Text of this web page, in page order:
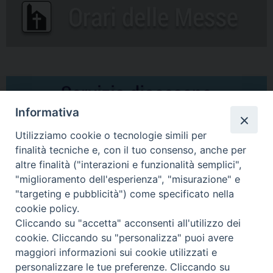
Comunicati Stampa
Il cordoglio dei Vescovi di Puglia per la morte di S.E.R. Mons. Agostino
Superbo
Nasce la Consulta Diocesana delle Aggregazioni Laicali di Castellaneta
Archivio comunicati stampa
Informativa
Utilizziamo cookie o tecnologie simili per
finalità tecniche e, con il tuo consenso, anche per
altre finalità ("interazioni e funzionalità semplici",
"miglioramento dell'esperienza", "misurazione" e
"targeting e pubblicità") come specificato nella
cookie policy.
Cliccando su "accetta" acconsenti all'utilizzo dei
cookie. Cliccando su "personalizza" puoi avere
maggiori informazioni sui cookie utilizzati e
personalizzare le tue preferenze. Cliccando su